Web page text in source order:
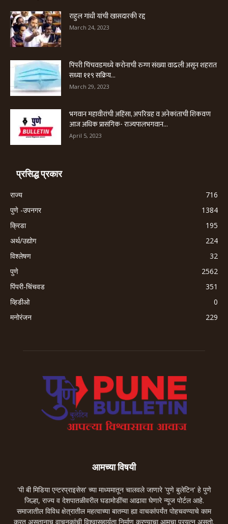
राहुल गांधी यांची खासदारकी रद्द
March 24, 2023
पिंपरी चिंचवडमध्ये करोनाची रुग्ण संख्या वाढली असून शहरात
सध्या ११९ सक्रिय...
March 29, 2023
भगवान महावीरांची अहिंसा, अपरिग्रह व अनेकांताची शिकवण
आज अधिक प्रासंगिक- राज्यपालभगवान...
April 5, 2023
प्रसिद्ध प्रकार
राज्य
716
पुणे -उपनगर
1384
क्रिडा
195
अर्थ/उद्योग
224
विश्लेषण
32
पुणे
2562
पिंपरी-चिंचवड
351
व्हिडीओ
0
मनोरंजन
229
आमच्या विषयी
'पी बी मिडिया एन्टरप्राइसेस' च्या माध्यमातून चालवले जाणारे 'पुणे बुलेटिन' हे पुणे
जिल्हा, राज्य व देशपातळीवरील घडामोडींचा आढावा घेणारे न्यूज पोर्टल आहे.
समाजातील विविध क्षेत्रातील महत्वाच्या बातम्या ह्या वाचकांपर्यंत पोहचवण्याचे काम
करत असतानाच वाचनकांची विश्वासहार्यता निर्माण करण्याचा आमचा प्रयत्न असतो.